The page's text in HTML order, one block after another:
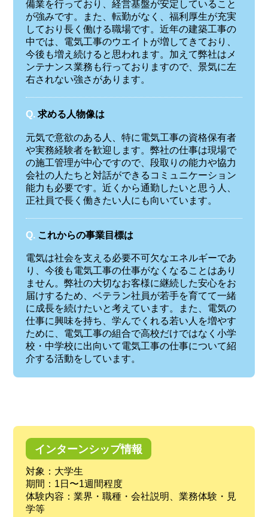
備業を行っており、経営基盤が安定していること
が強みです。また、転勤がなく、福利厚生が充実
しており長く働ける職場です。近年の建築工事の
中では、電気工事のウエイトが増してきており、
今後も増え続けると思われます。加えて弊社はメ
ンテナンス業務も行っておりますので、景気に左
右されない強さがあります。
Q. 求める人物像は
元気で意欲のある人、特に電気工事の資格保有者
や実務経験者を歓迎します。弊社の仕事は現場で
の施工管理が中心ですので、段取りの能力や協力
会社の人たちと対話ができるコミュニケーション
能力も必要です。近くから通勤したいと思う人、
正社員で長く働きたい人にも向いています。
Q. これからの事業目標は
電気は社会を支える必要不可欠なエネルギーであ
り、今後も電気工事の仕事がなくなることはあり
ません。弊社の大切なお客様に継続した安心をお
届けするため、ベテラン社員が若手を育てて一緒
に成長を続けたいと考えています。また、電気の
仕事に興味を持ち、学んでくれる若い人を増やす
ために、電気工事の組合で高校だけではなく小学
校・中学校に出向いて電気工事の仕事について紹
介する活動をしています。
インターンシップ情報
対象：大学生
期間：1日〜1週間程度
体験内容：業界・職種・会社説明、業務体験・見
学等